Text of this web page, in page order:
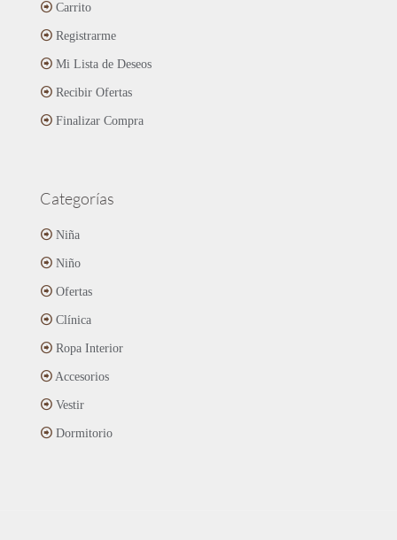
Carrito
Registrarme
Mi Lista de Deseos
Recibir Ofertas
Finalizar Compra
Categorías
Niña
Niño
Ofertas
Clínica
Ropa Interior
Accesorios
Vestir
Dormitorio